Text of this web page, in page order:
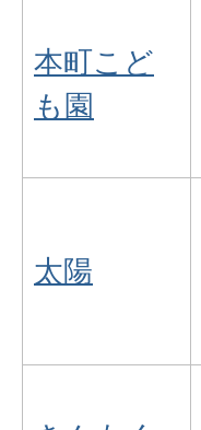
本町こど
も園
太陽